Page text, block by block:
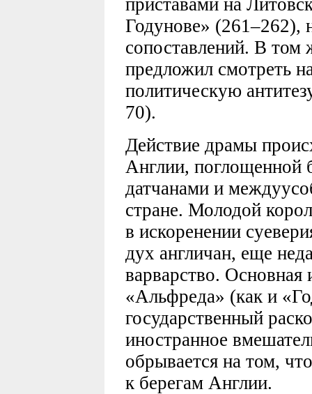
приставами на
Годунове» (261–262),
сопоставлений. В
предложил смотреть
политическую
70).
Действие драмы
Англии, поглощенной
датчанами и
стране. Молодой
в искоренении
дух англичан, еще
варварство. Основная
«Альфреда» (как и
государственный
иностранное
обрывается на том,
к берегам Англии.